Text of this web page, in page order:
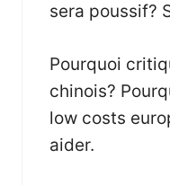
sera poussif?
Pourquoi
chinois?
low costs
aider.